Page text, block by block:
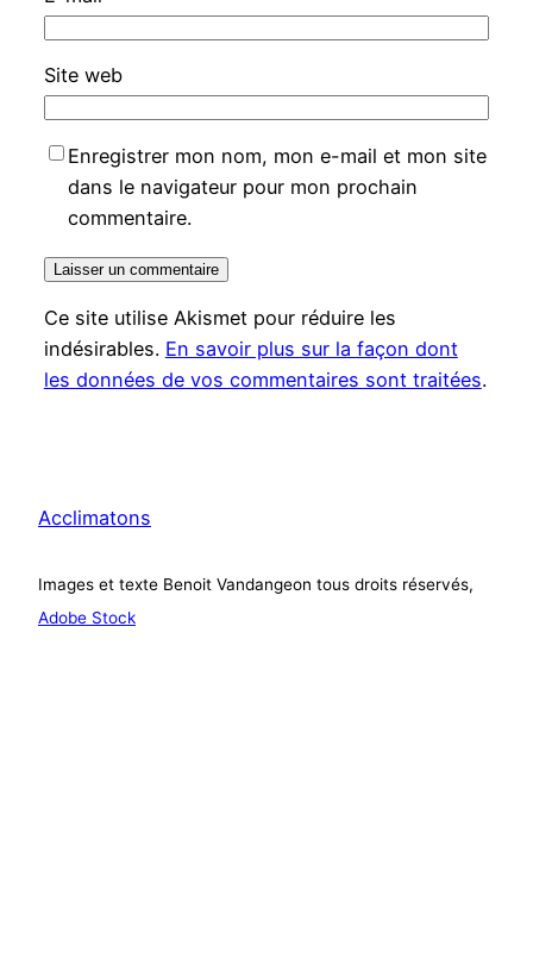
Site web
Enregistrer mon nom, mon e-mail et mon site
dans le navigateur pour mon prochain
commentaire.
Ce site utilise Akismet pour réduire les
indésirables. En savoir plus sur la façon dont
les données de vos commentaires sont traitées.
Acclimatons
Images et texte Benoit Vandangeon tous droits réservés,
Adobe Stock